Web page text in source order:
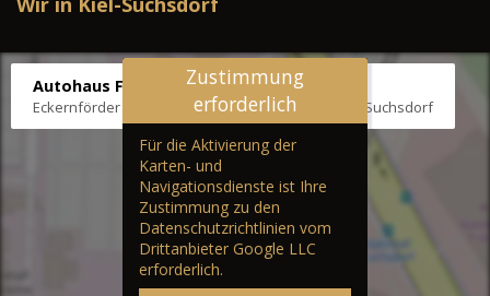
Autohaus Fräter
Eckernförder Str. /Klausbrooker Weg 1, 24107 Kiel-Suchsdorf
Zustimmung
erforderlich
Für die Aktivierung der
Karten- und
Navigationsdienste ist Ihre
Zustimmung zu den
Datenschutzrichtlinien vom
Drittanbieter Google LLC
erforderlich.